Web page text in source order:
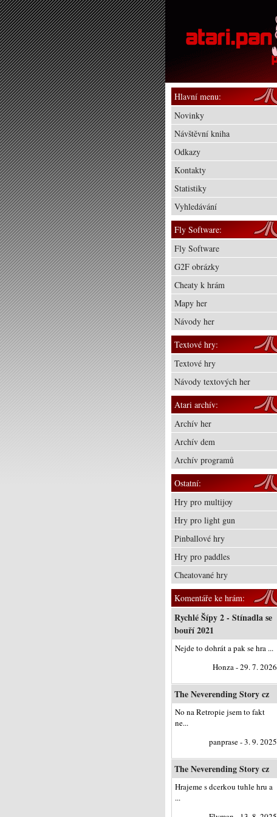
Hlavní menu:
Novinky
Návštěvní kniha
Odkazy
Kontakty
Statistiky
Vyhledávání
Fly Software:
Fly Software
G2F obrázky
Cheaty k hrám
Mapy her
Návody her
Textové hry:
Textové hry
Návody textových her
Atari archív:
Archív her
Archív dem
Archív programů
Ostatní:
Hry pro multijoy
Hry pro light gun
Pinballové hry
Hry pro paddles
Cheatované hry
Komentáře ke hrám:
Rychlé Šípy 2 - Stínadla se
bouří 2021
Nejde to dohrát a pak se hra ...
Honza - 29. 7. 2026
The Neverending Story cz
No na Retropie jsem to fakt
ne...
panprase - 3. 9. 2025
The Neverending Story cz
Hrajeme s dcerkou tuhle hru a
...